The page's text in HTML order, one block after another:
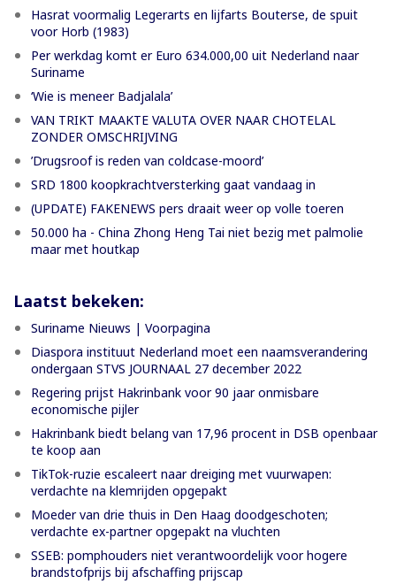
Hasrat voormalig Legerarts en lijfarts Bouterse, de spuit
voor Horb (1983)
Per werkdag komt er Euro 634.000,00 uit Nederland naar
Suriname
‘Wie is meneer Badjalala’
VAN TRIKT MAAKTE VALUTA OVER NAAR CHOTELAL
ZONDER OMSCHRIJVING
’Drugsroof is reden van coldcase-moord’
SRD 1800 koopkrachtversterking gaat vandaag in
(UPDATE) FAKENEWS pers draait weer op volle toeren
50.000 ha - China Zhong Heng Tai niet bezig met palmolie
maar met houtkap
Laatst bekeken:
Suriname Nieuws | Voorpagina
Diaspora instituut Nederland moet een naamsverandering
ondergaan STVS JOURNAAL 27 december 2022
Regering prijst Hakrinbank voor 90 jaar onmisbare
economische pijler
Hakrinbank biedt belang van 17,96 procent in DSB openbaar
te koop aan
TikTok-ruzie escaleert naar dreiging met vuurwapen:
verdachte na klemrijden opgepakt
Moeder van drie thuis in Den Haag doodgeschoten;
verdachte ex-partner opgepakt na vluchten
SSEB: pomphouders niet verantwoordelijk voor hogere
brandstofprijs bij afschaffing prijscap